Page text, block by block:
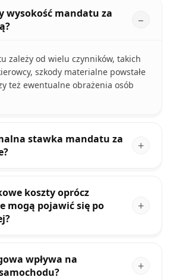
wysokość mandatu za
zależy od wielu czynników, takich
szkody materialne powstałe
też ewentualne obrażenia osób
stawka mandatu za
koszty oprócz
mogą pojawić się po
wpływa na